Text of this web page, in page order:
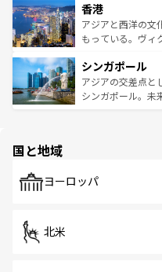
とつ。フォーやバ
ひ現地で味わいた
が旅行者を迎えて
参照してほしい。
の活気が交差して
帯で自然と触れ合
いビーチでリゾー
激する。気候は一
が待っている。親
た文化、そして多
香港
アジアと西洋の文
もっている。ヴィ
み、どこを訪れて
ており、効率よく
うな絶景から文化
シンガポール
アジアの交差点と
シンガポール。未
で、ホーカーズは
国と地域
ヨーロッパ
北米